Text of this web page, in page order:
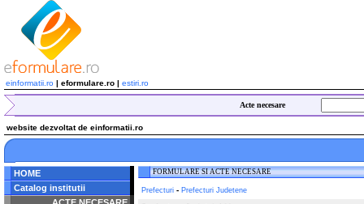
einformatii.ro | eformulare.ro | estiri.ro
Acte necesare
website dezvoltat de einformatii.ro
HOME
Catalog institutii
FORMULARE SI ACTE NECESARE
Prefecturi - Prefecturi Judetene